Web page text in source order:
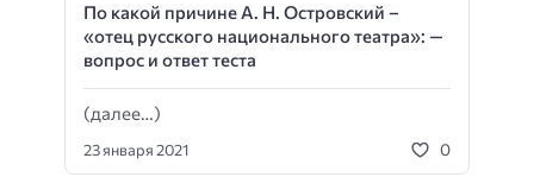
По какой причине А. Н. Островский –
«отец рус­ского национального театра»: —
вопрос и ответ теста
(далее…)
23 января 2021 0